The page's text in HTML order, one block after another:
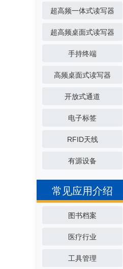
超高频一体式读写器
超高频桌面式读写器
手持终端
高频桌面式读写器
开放式通道
电子标签
RFID天线
有源设备
常见应用介绍
图书档案
医疗行业
工具管理